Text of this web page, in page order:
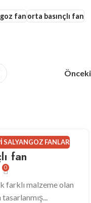
fanorta basınçlı fan
Önceki
SALYANGOZ FANLAR
fan
0
farklı malzeme olan